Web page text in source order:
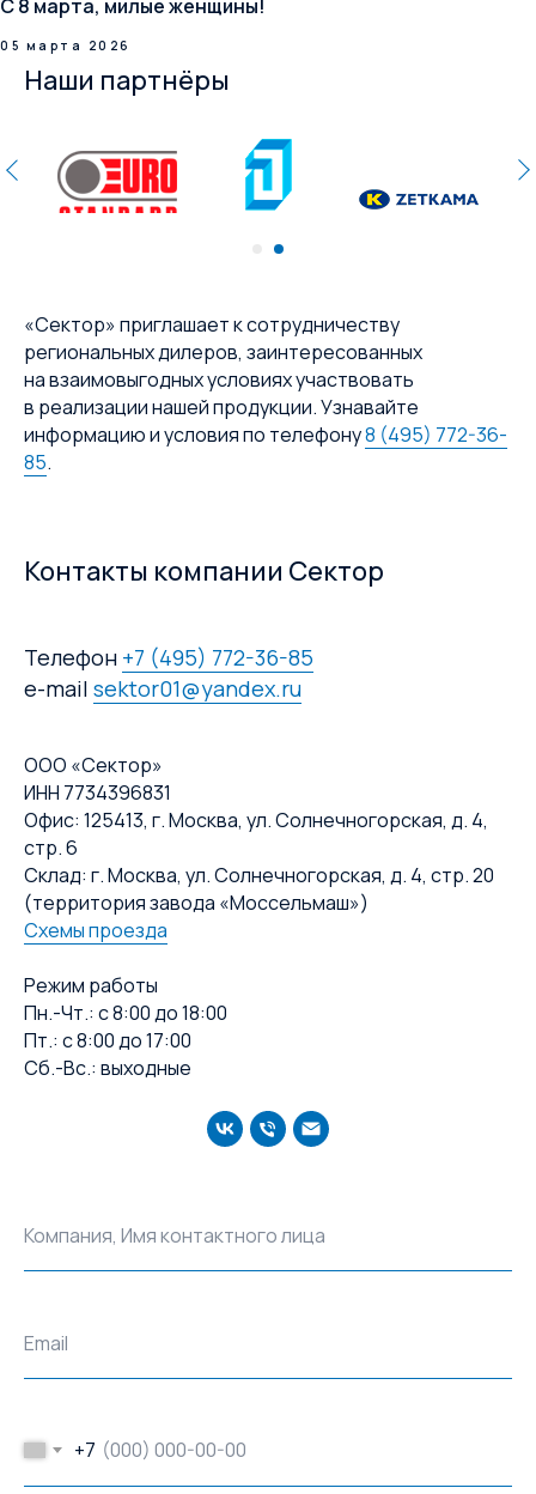
С 8 марта, милые женщины!
05 марта 2026
Наши партнёры
«Сектор» приглашает к сотрудничеству
региональных дилеров, заинтересованных
на взаимовыгодных условиях участвовать
в реализации нашей продукции. Узнавайте
информацию и условия по телефону8 (495) 772-36-
85.
Контакты компании Сектор
Телефон +7 (495) 772-36-85
e-mail sektor01@yandex.ru
ООО «Сектор»
ИНН 7734396831
Офис: 125413, г. Москва, ул. Солнечногорская, д. 4,
стр. 6
Склад: г. Москва, ул. Солнечногорская, д. 4, стр. 20
(территория завода «Моссельмаш»)
Схемы проезда
Режим работы
Пн.-Чт.: с 8:00 до 18:00
Пт.: с 8:00 до 17:00
Сб.-Вс.: выходные
Компания, Имя контактного лица
Email
+7